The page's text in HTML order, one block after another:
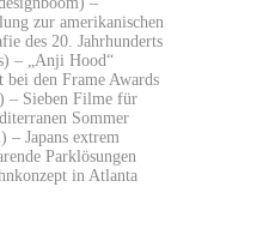
zur amerikanischen
des 20. Jahrhunderts
– „Anji Hood“
bei den Frame Awards
– Sieben Filme für
Sommer
– Japans extrem
Parklösungen
in Atlanta